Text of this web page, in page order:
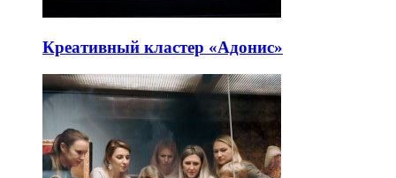
Креативный кластер «Адонис»